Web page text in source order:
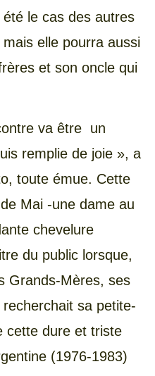
le cas des autres
elle pourra aussi
et son oncle qui
va être un
remplie de joie », a
toute émue. Cette
Mai -une dame au
chevelure
du public lorsque,
Grands-Mères, ses
sa petite-
cette dure et triste
(1976-1983)